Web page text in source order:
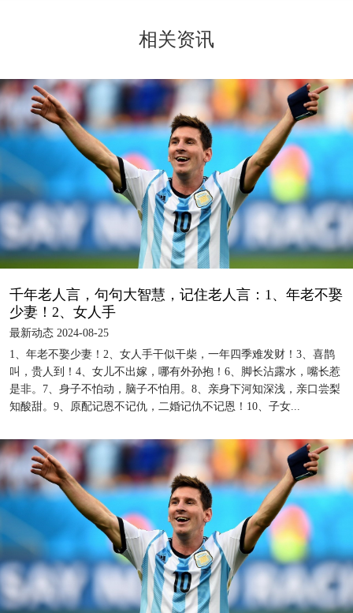
相关资讯
千年老人言，句句大智慧，记住老人言：1、年老不娶
少妻！2、女人手
最新动态 2024-08-25
1、年老不娶少妻！2、女人手干似干柴，一年四季难发财！3、喜鹊
叫，贵人到！4、女儿不出嫁，哪有外孙抱！6、脚长沾露水，嘴长惹
是非。7、身子不怕动，脑子不怕用。8、亲身下河知深浅，亲口尝梨
知酸甜。9、原配记恩不记仇，二婚记仇不记恩！10、子女...